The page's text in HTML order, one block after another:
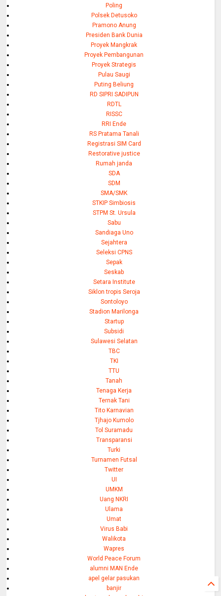
Poling
Polsek Detusoko
Pramono Anung
Presiden Bank Dunia
Proyek Mangkrak
Proyek Pembangunan
Proyek Strategis
Pulau Saugi
Puting Beliung
RD SIPRI SADIPUN
RDTL
RISSC
RRI Ende
RS Pratama Tanali
Registrasi SIM Card
Restorative justice
Rumah janda
SDA
SDM
SMA/SMK
STKIP Simbiosis
STPM St. Ursula
Sabu
Sandiaga Uno
Sejahtera
Seleksi CPNS
Sepak
Seskab
Setara Institute
Siklon tropis Seroja
Sontoloyo
Stadion Marilonga
Startup
Subsidi
Sulawesi Selatan
TBC
TKI
TTU
Tanah
Tenaga Kerja
Ternak Tani
Tito Karnavian
Tjhajo Kumolo
Tol Suramadu
Transparansi
Turki
Turnamen Futsal
Twitter
UI
UMKM
Uang NKRI
Ulama
Umat
Virus Babi
Walikota
Wapres
World Peace Forum
alumni MAN Ende
apel gelar pasukan
banjir